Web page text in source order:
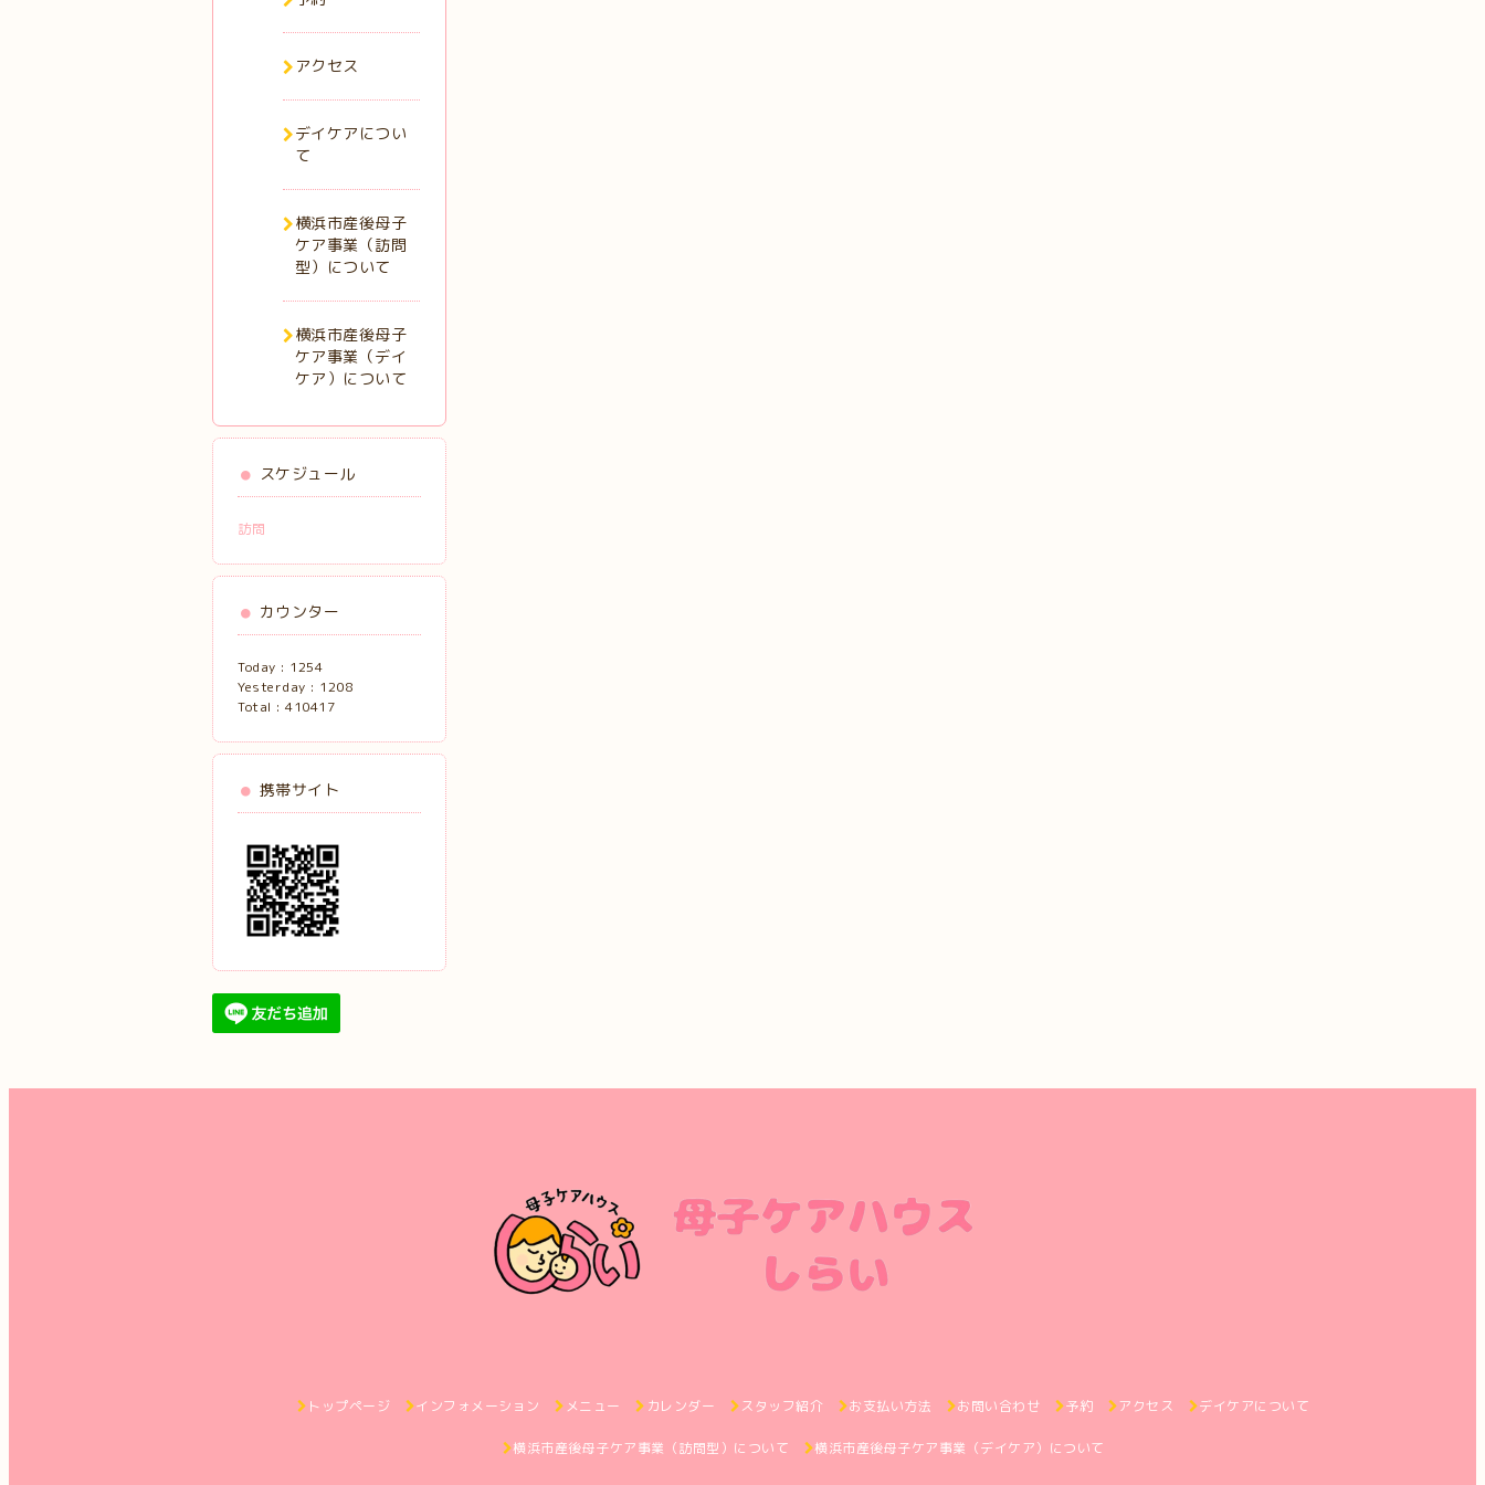
アクセス
デイケアについ
て
横浜市産後母子
ケア事業（訪問
型）について
横浜市産後母子
ケア事業（デイ
ケア）について
スケジュール
訪問
カウンター
Today : 1254
Yesterday : 1208
Total : 410417
携帯サイト
トップページ インフォメーション メニュー カレンダー スタッフ紹介 お支払い方法 お問い合わせ 予約 アクセス デイケアについて
横浜市産後母子ケア事業（訪問型）について 横浜市産後母子ケア事業（デイケア）について